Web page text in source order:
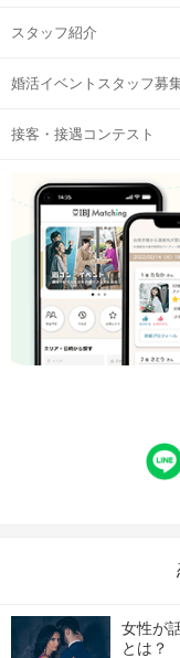
個室だから周りも気
印象をチェックする
STEP3 アピール
相手から好印象の気
スタッフ紹介
婚活イベントスタッフ募
接客・接遇コンテスト
女性が
とは？